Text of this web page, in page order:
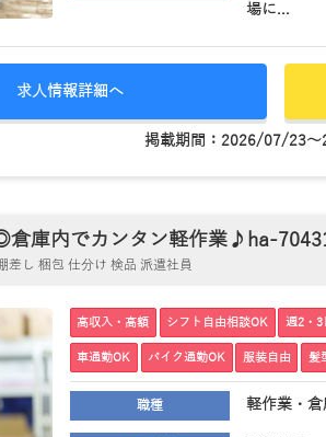
場に...
求人情報詳細へ
掲載期間：2026/07/23
倉庫内でカンタン軽作業♪ha-
し 梱包 仕分け 検品 派遣社員
高収入・高額 シフト自由相談OK 週2・3
車通勤OK バイク通勤OK 服装自由 髪
職種 軽作業・